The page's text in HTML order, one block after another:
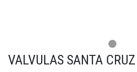
VALVULAS SANTA CRUZ